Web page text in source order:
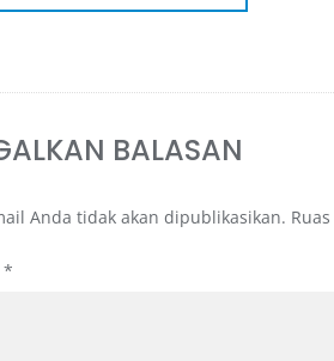
BALASAN
Anda tidak akan dipublikasikan.
*